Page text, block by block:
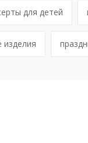
для детей
изделия